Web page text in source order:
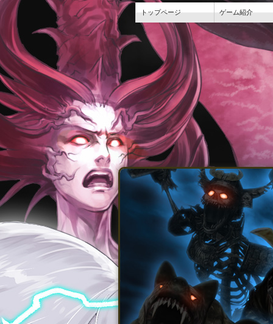
トップページ ゲーム紹介